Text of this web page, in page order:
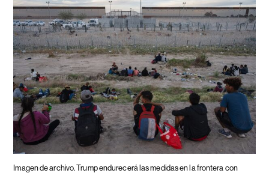
Imagen de archivo. Trump endurecerá las medidas en la frontera con